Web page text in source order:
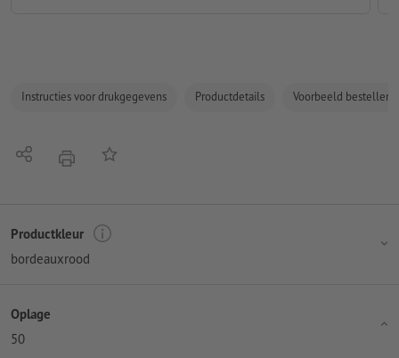
Instructies voor drukgegevens Productdetails Voorbeeld bestellen
Delen afdrukkenOp de lijst
Productkleur
bordeauxrood
Oplage
50